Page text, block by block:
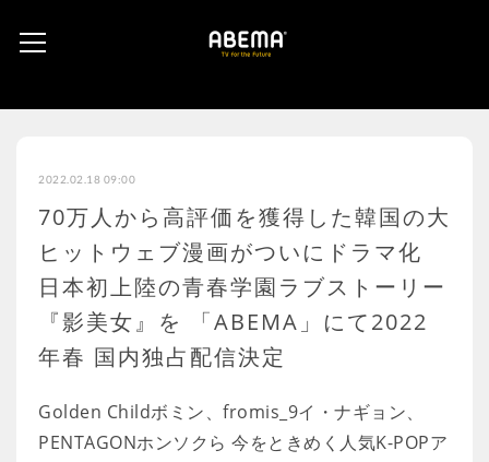
2022.02.18 09:00
70万人から高評価を獲得した韓国の大
ヒットウェブ漫画がついにドラマ化
日本初上陸の青春学園ラブストーリー
『影美女』を 「ABEMA」にて2022
年春 国内独占配信決定
Golden Childボミン、fromis_9イ・ナギョン、
PENTAGONホンソクら 今をときめく人気K-POPア